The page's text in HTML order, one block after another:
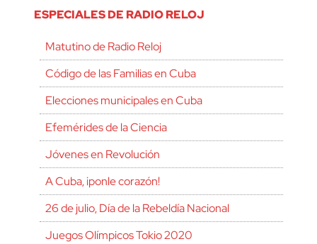
ESPECIALES DE RADIO RELOJ
Matutino de Radio Reloj
Código de las Familias en Cuba
Elecciones municipales en Cuba
Efemérides de la Ciencia
Jóvenes en Revolución
A Cuba, ¡ponle corazón!
26 de julio, Día de la Rebeldía Nacional
Juegos Olímpicos Tokio 2020